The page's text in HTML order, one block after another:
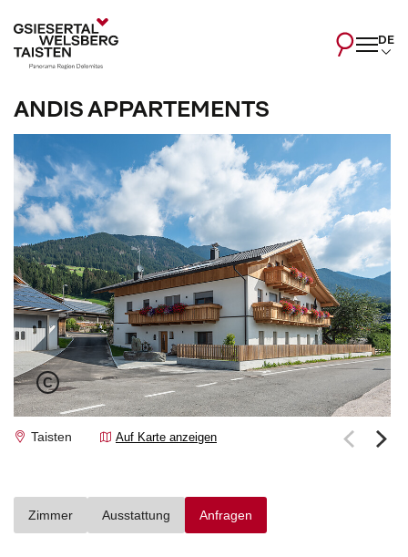
DE
ANDIS APPARTEMENTS